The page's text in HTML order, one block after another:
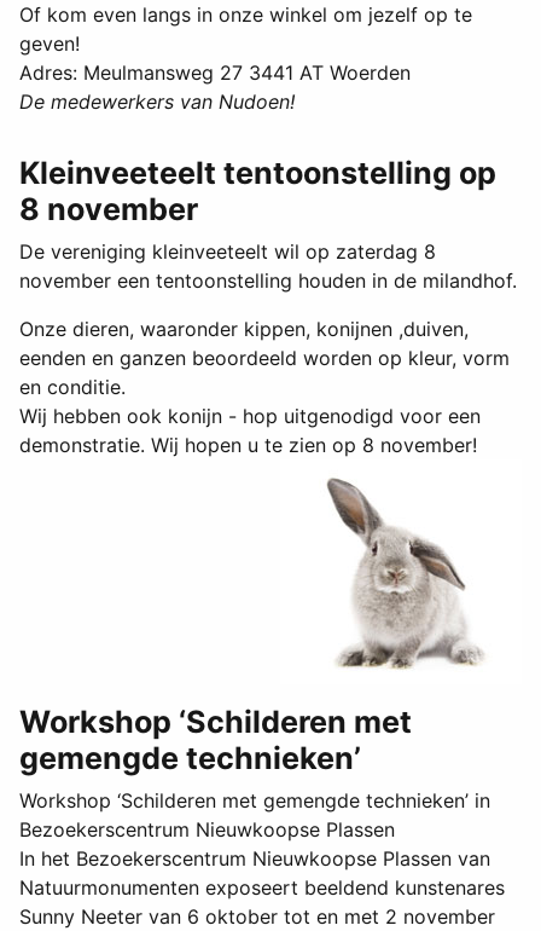
Of kom even langs in onze winkel om jezelf op te
geven!
Adres: Meulmansweg 27 3441 AT Woerden
De medewerkers van Nudoen!
Kleinveeteelt tentoonstelling op
8 november
De vereniging kleinveeteelt wil op zaterdag 8
november een tentoonstelling houden in de milandhof.
Onze dieren, waaronder kippen, konijnen ,duiven,
eenden en ganzen beoordeeld worden op kleur, vorm
en conditie.
Wij hebben ook konijn - hop uitgenodigd voor een
demonstratie. Wij hopen u te zien op 8 november!
Workshop ‘Schilderen met
gemengde technieken’
Workshop ‘Schilderen met gemengde technieken’ in
Bezoekerscentrum Nieuwkoopse Plassen
In het Bezoekerscentrum Nieuwkoopse Plassen van
Natuurmonumenten exposeert beeldend kunstenares
Sunny Neeter van 6 oktober tot en met 2 november